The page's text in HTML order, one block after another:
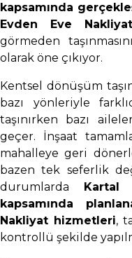
kapsamında
Evden Eve
görmeden
olarak öne çıkıyor.
Kentsel dönüşüm
bazı yönleriyle
taşınırken bazı
geçer. İnşaat
mahalleye geri
bazen tek seferlik
durumlarda
Kartal
kapsamında
Nakliyat hizmetleri,
kontrollü şekilde